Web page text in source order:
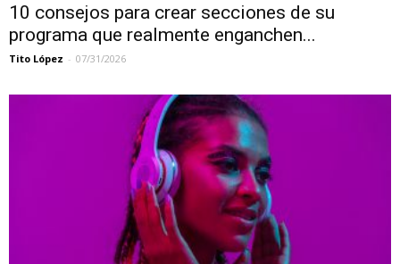
10 consejos para crear secciones de su
programa que realmente enganchen...
Tito López - 07/31/2026